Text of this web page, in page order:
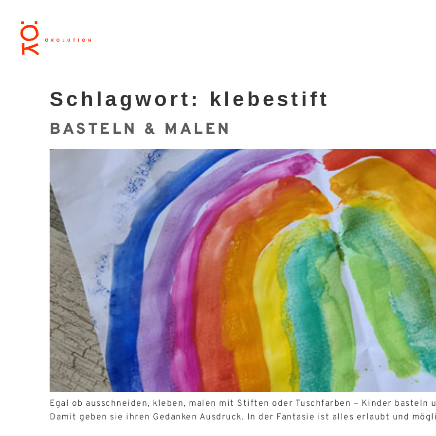
Schlagwort: klebestift
BASTELN & MALEN
Egal ob ausschneiden, kleben, malen mit Stiften oder Tuschfarben – Kinder basteln
Damit geben sie ihren Gedanken Ausdruck. In der Fantasie ist alles erlaubt und